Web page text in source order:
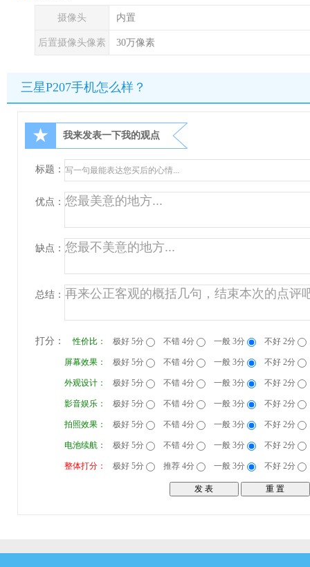
摄像头 内置
后置摄像头像素 30万像素
三星P207手机怎么样？
★ 我来发表一下我的观点
标题：
优点：
缺点：
总结：
打分： 性价比： 极好 5分 不错 4分 一般 3分 不好 2分
屏幕效果： 极好 5分 不错 4分 一般 3分 不好 2分
外观设计： 极好 5分 不错 4分 一般 3分 不好 2分
影音娱乐： 极好 5分 不错 4分 一般 3分 不好 2分
拍照效果： 极好 5分 不错 4分 一般 3分 不好 2分
电池续航： 极好 5分 不错 4分 一般 3分 不好 2分
整体打分： 极好 5分 推荐 4分 一般 3分 不好 2分